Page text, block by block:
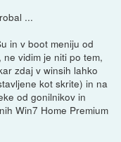
...
in v boot meniju od
vidim je niti po tem,
zdaj v winsih lahko
kot skrite) in na
od gonilnikov in
Win7 Home Premium